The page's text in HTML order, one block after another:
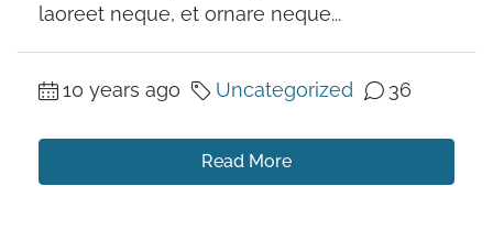
laoreet neque, et ornare neque...
10 years ago Uncategorized 36
Read More